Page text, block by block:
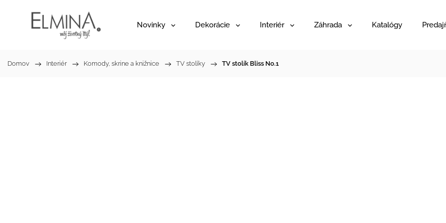
Novinky Dekorácie Interiér Záhrada Katalógy
Domov / Interiér / Komody, skrine a knižnice / TV stolíky / TV stolík Bliss No.1